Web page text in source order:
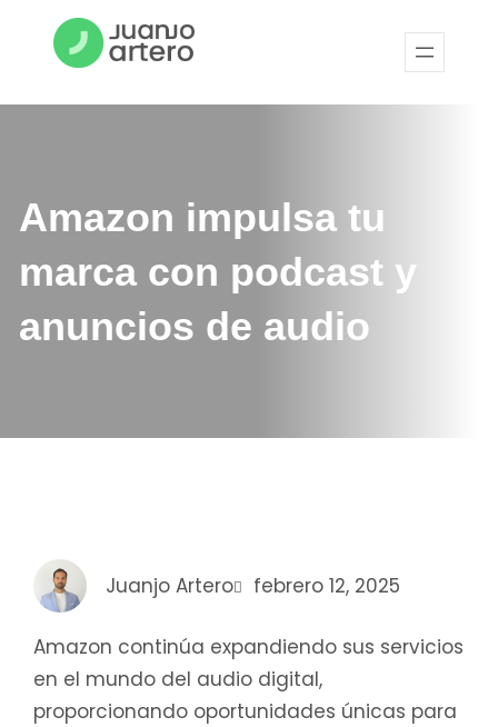
Amazon impulsa tu
marca con podcast y
anuncios de audio
Juanjo Artero febrero 12, 2025
Amazon continúa expandiendo sus servicios
en el mundo del audio digital,
proporcionando oportunidades únicas para